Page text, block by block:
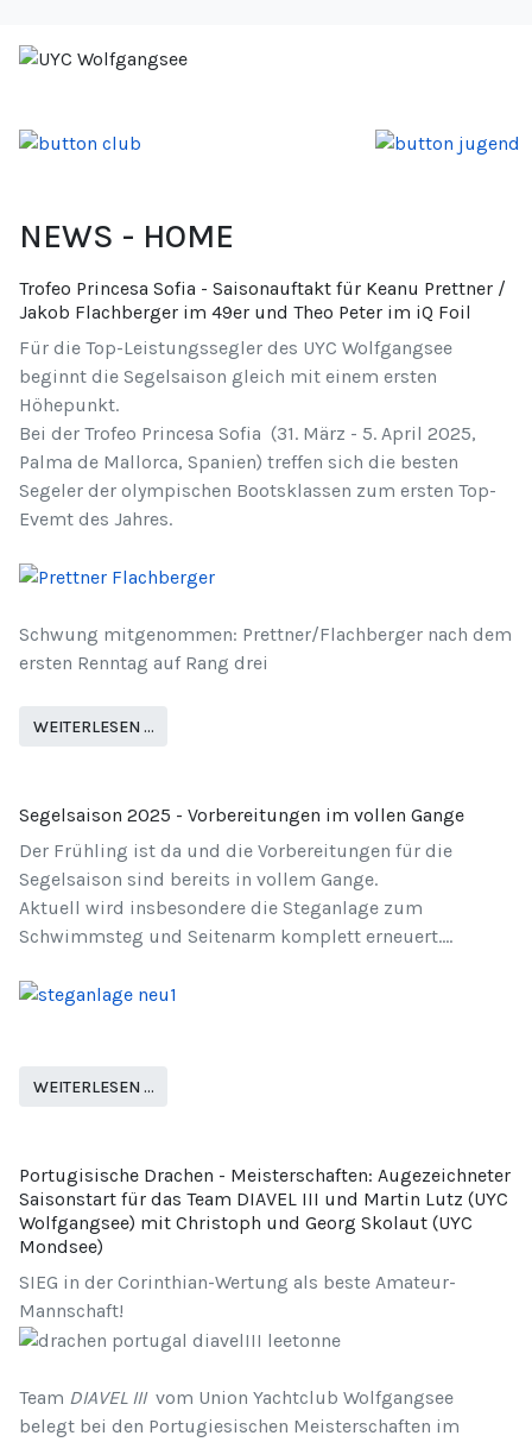
NEWS - HOME
Trofeo Princesa Sofia - Saisonauftakt für Keanu Prettner /
Jakob Flachberger im 49er und Theo Peter im iQ Foil
Für die Top-Leistungssegler des UYC Wolfgangsee
beginnt die Segelsaison gleich mit einem ersten
Höhepunkt.
Bei der Trofeo Princesa Sofia (31. März - 5. April 2025,
Palma de Mallorca, Spanien) treffen sich die besten
Segeler der olympischen Bootsklassen zum ersten Top-
Evemt des Jahres.
Schwung mitgenommen: Prettner/Flachberger nach dem
ersten Renntag auf Rang drei
WEITERLESEN …
Segelsaison 2025 - Vorbereitungen im vollen Gange
Der Frühling ist da und die Vorbereitungen für die
Segelsaison sind bereits in vollem Gange.
Aktuell wird insbesondere die Steganlage zum
Schwimmsteg und Seitenarm komplett erneuert....
WEITERLESEN …
Portugisische Drachen - Meisterschaften: Augezeichneter
Saisonstart für das Team DIAVEL III und Martin Lutz (UYC
Wolfgangsee) mit Christoph und Georg Skolaut (UYC
Mondsee)
SIEG in der Corinthian-Wertung als beste Amateur-
Mannschaft!
Team DIAVEL IIIvom Union Yachtclub Wolfgangsee
belegt bei den Portugiesischen Meisterschaften im